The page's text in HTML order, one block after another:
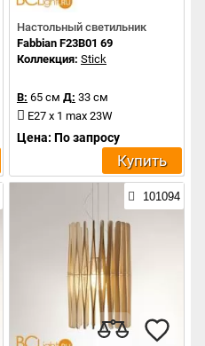
Настольный светильник
Fabbian F23B01 69
Коллекция: Stick
В: 65 см Д: 33 см
E27 x 1 max 23W
Цена: По запросу
Купить
101094